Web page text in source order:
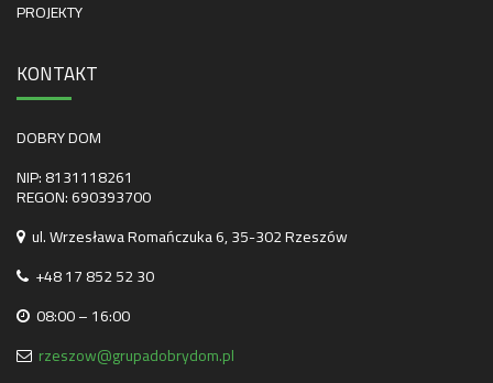
PROJEKTY
KONTAKT
DOBRY DOM
NIP: 8131118261
REGON: 690393700
ul. Wrzesława Romańczuka 6, 35-302 Rzeszów
+48 17 852 52 30
08:00 – 16:00
rzeszow@grupadobrydom.pl